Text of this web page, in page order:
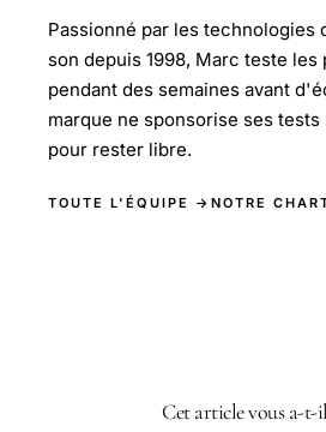
Passionné par les technologies
son depuis 1998, Marc teste
pendant des semaines avant
marque ne sponsorise ses
pour rester libre.
TOUTE L'ÉQUIPE → NOTRE
Cet article vous a-t-